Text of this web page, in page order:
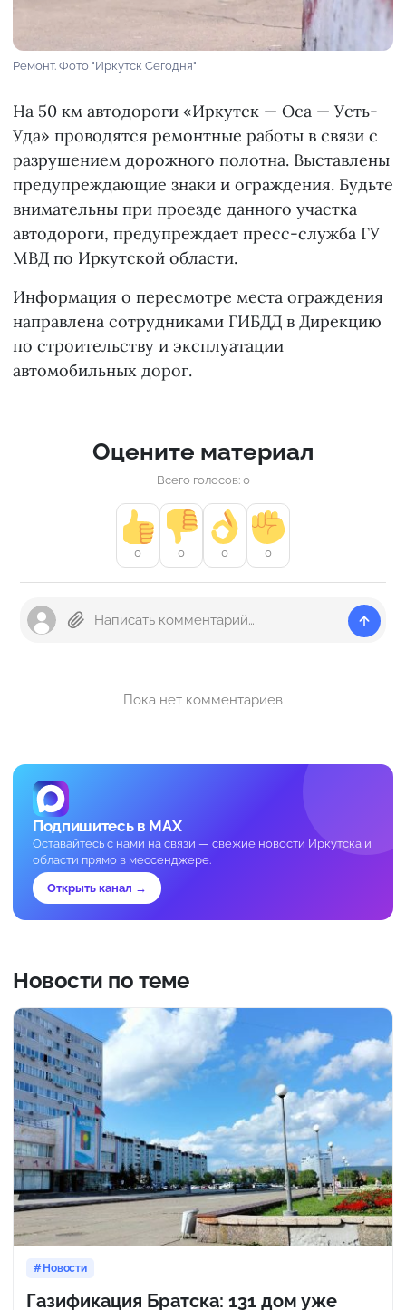
Ремонт. Фото "Иркутск Сегодня"
На 50 км автодороги «Иркутск — Оса — Усть-
Уда» проводятся ремонтные работы в связи с
разрушением дорожного полотна. Выставлены
предупреждающие знаки и ограждения. Будьте
внимательны при проезде данного участка
автодороги, предупреждает пресс-служба ГУ
МВД по Иркутской области.
Информация о пересмотре места ограждения
направлена сотрудниками ГИБДД в Дирекцию
по строительству и эксплуатации
автомобильных дорог.
Оцените материал
Всего голосов: 0
0 0 0 0
Пока нет комментариев
Подпишитесь в MAX
Оставайтесь с нами на связи — свежие новости Иркутска и
области прямо в мессенджере.
Открыть канал →
Новости по теме
Новости
Газификация Братска: 131 дом уже